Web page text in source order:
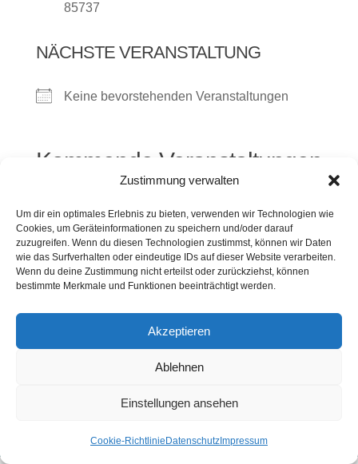
Zustimmung verwalten
Um dir ein optimales Erlebnis zu bieten, verwenden wir Technologien wie
Cookies, um Geräteinformationen zu speichern und/oder darauf
zuzugreifen. Wenn du diesen Technologien zustimmst, können wir Daten
wie das Surfverhalten oder eindeutige IDs auf dieser Website verarbeiten.
Wenn du deine Zustimmung nicht erteilst oder zurückziehst, können
bestimmte Merkmale und Funktionen beeinträchtigt werden.
Akzeptieren
Ablehnen
Einstellungen ansehen
Cookie-Richtlinie Datenschutz Impressum
85737
NÄCHSTE VERANSTALTUNG
Keine bevorstehenden Veranstaltungen
Kommende Veranstaltungen
<li>Keine Veranstaltungen an diesem Ort</li>
Kontakt Presse Impressum
Haftung
Webdesign: 2024 by Markus Komposch
reserved. Client Logos are copyright and
trademark of the respective owners / companies.